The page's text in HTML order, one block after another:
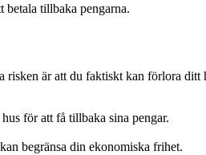
betala tillbaka pengarna.
risken är att du faktiskt kan förlora ditt
för att få tillbaka sina pengar.
begränsa din ekonomiska frihet.